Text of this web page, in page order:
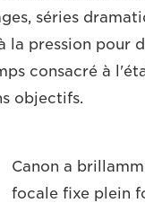
séries
la pression pour
consacré à
objectifs.
Canon a
focale fixe plein